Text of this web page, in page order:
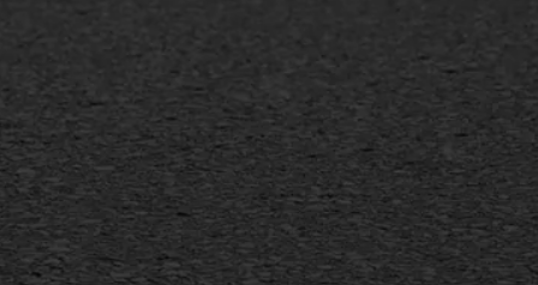
Inschrijven nieuwsbrief
Duurzaam ondernemen